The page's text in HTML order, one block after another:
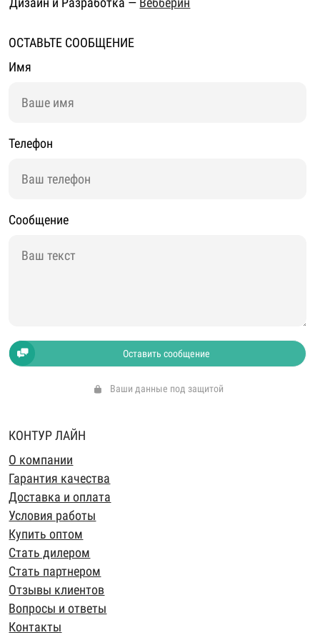
ОСТАВЬТЕ СООБЩЕНИЕ
Имя
Телефон
Сообщение
Оставить сообщение
Ваши данные под защитой
КОНТУР ЛАЙН
О компании
Гарантия качества
Доставка и оплата
Условия работы
Купить оптом
Стать дилером
Стать партнером
Отзывы клиентов
Вопросы и ответы
Контакты